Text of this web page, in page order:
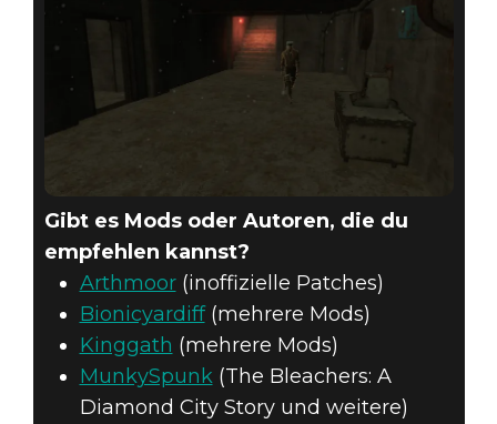
Gibt es Mods oder Autoren, die du
empfehlen kannst?
Arthmoor(inoffizielle Patches)
Bionicyardiff(mehrere Mods)
Kinggath (mehrere Mods)
MunkySpunk(The Bleachers: A
Diamond City Story und weitere)